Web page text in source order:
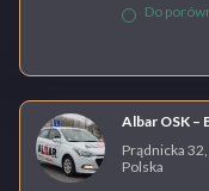
Do
Albar OSK –
Prądnicka
Polska